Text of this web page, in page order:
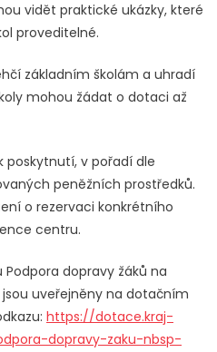
vidět praktické ukázky, které
proveditelné.
základním školám a uhradí
mohou žádat o dotaci až
poskytnutí, v pořadí dle
peněžních prostředků.
o rezervaci konkrétního
centru.
dopravy žáků na
jsou uveřejněny na dotačním
https://dotace.kraj-
dopravy-zaku-nbsp-